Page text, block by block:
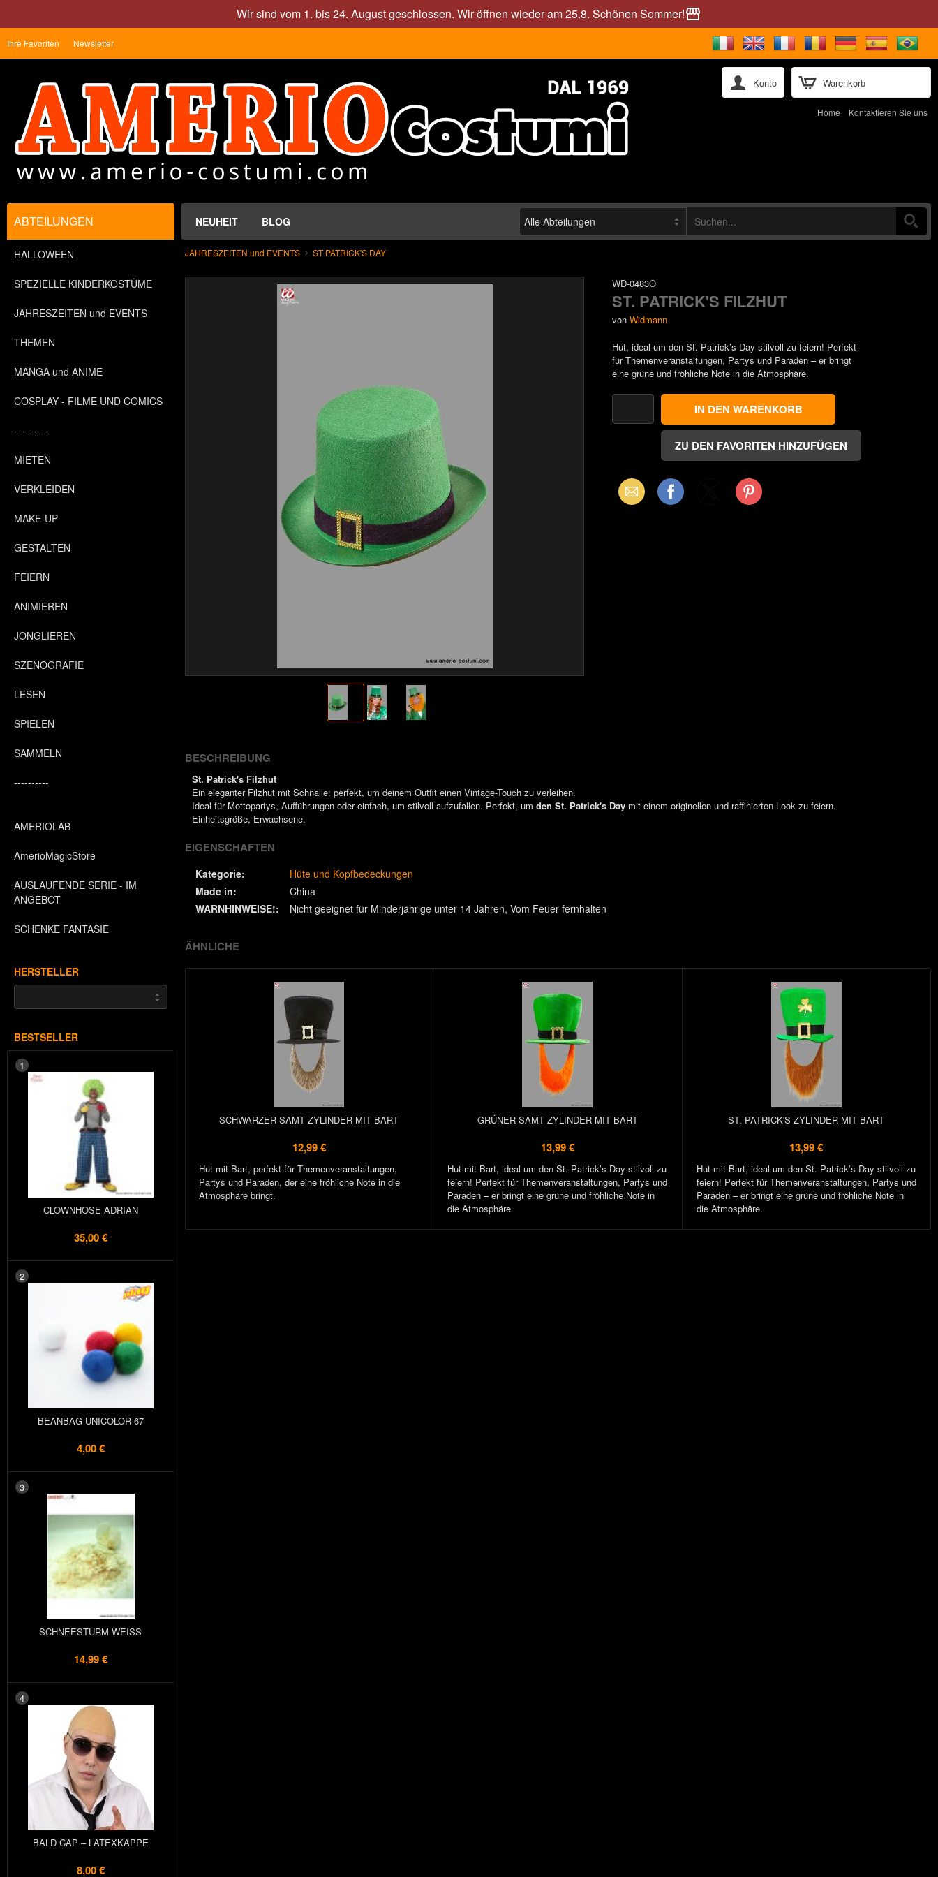
Wir sind vom 1. bis 24. August geschlossen. Wir öffnen wieder am 25.8. Schönen Sommer!storefront
Warenkorb
Ihre Favoriten Newsletter
Konto
Home Kontaktieren Sie uns
NEUHEIT BLOG
ABTEILUNGEN
HALLOWEEN
SPEZIELLE KINDERKOSTÜME
JAHRESZEITEN und EVENTS
THEMEN
MANGA und ANIME
COSPLAY - FILME UND COMICS
----------
MIETEN
VERKLEIDEN
MAKE-UP
GESTALTEN
FEIERN
ANIMIEREN
JONGLIEREN
SZENOGRAFIE
LESEN
SPIELEN
SAMMELN
----------
AMERIOLAB
AmerioMagicStore
AUSLAUFENDE SERIE - IM
ANGEBOT
SCHENKE FANTASIE
HERSTELLER
BESTSELLER
1
CLOWNHOSE ADRIAN
35,00 €
2
BEANBAG UNICOLOR 67
4,00 €
3
SCHNEESTURM WEISS
14,99 €
4
BALD CAP – LATEXKAPPE
8,00 €
JAHRESZEITEN und EVENTS ST PATRICK'S DAY
WD-0483O
ST. PATRICK'S FILZHUT
von Widmann
Hut, ideal um den St. Patrick’s Day stilvoll zu feiern! Perfekt
für Themenveranstaltungen, Partys und Paraden – er bringt
eine grüne und fröhliche Note in die Atmosphäre.
Email Facebook Pinterest
BESCHREIBUNG
St. Patrick's Filzhut
Ein eleganter Filzhut mit Schnalle: perfekt, um deinem Outfit einen Vintage-Touch zu verleihen.
Ideal für Mottopartys, Aufführungen oder einfach, um stilvoll aufzufallen. Perfekt, um den St. Patrick's Day mit einem originellen und raffinierten Look zu feiern.
Einheitsgröße, Erwachsene.
EIGENSCHAFTEN
Kategorie:
Hüte und Kopfbedeckungen
Made in:
China
WARNHINWEISE!:
Nicht geeignet für Minderjährige unter 14 Jahren Vom Feuer fernhalten
ÄHNLICHE
SCHWARZER SAMT ZYLINDER MIT BART
12,99 €
Hut mit Bart, perfekt für Themenveranstaltungen,
Partys und Paraden, der eine fröhliche Note in die
Atmosphäre bringt.
GRÜNER SAMT ZYLINDER MIT BART
13,99 €
Hut mit Bart, ideal um den St. Patrick’s Day stilvoll zu
feiern! Perfekt für Themenveranstaltungen, Partys und
Paraden – er bringt eine grüne und fröhliche Note in
die Atmosphäre.
ST. PATRICK'S ZYLINDER MIT BART
13,99 €
Hut mit Bart, ideal um den St. Patrick’s Day stilvoll zu
feiern! Perfekt für Themenveranstaltungen, Partys und
Paraden – er bringt eine grüne und fröhliche Note in
die Atmosphäre.